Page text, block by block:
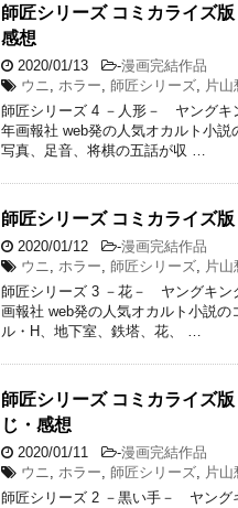
師匠シリーズ コミカライズ
感想
2020/01/13 -漫画完結作品
ウニ, ホラー, 師匠シリーズ, 片山
師匠シリーズ 4 －人形－ ヤングキ
年画報社 web発の人気オカルト小説
写真、足音、将棋の五話が収 …
師匠シリーズ コミカライズ
2020/01/12 -漫画完結作品
ウニ, ホラー, 師匠シリーズ, 片山
師匠シリーズ 3 －花－ ヤングキン
画報社 web発の人気オカルト小説
ル・H、地下室、鉄塔、花、 …
師匠シリーズ コミカライズ
じ・感想
2020/01/11 -漫画完結作品
ウニ, ホラー, 師匠シリーズ, 片山
師匠シリーズ 2 －黒い手－ ヤング